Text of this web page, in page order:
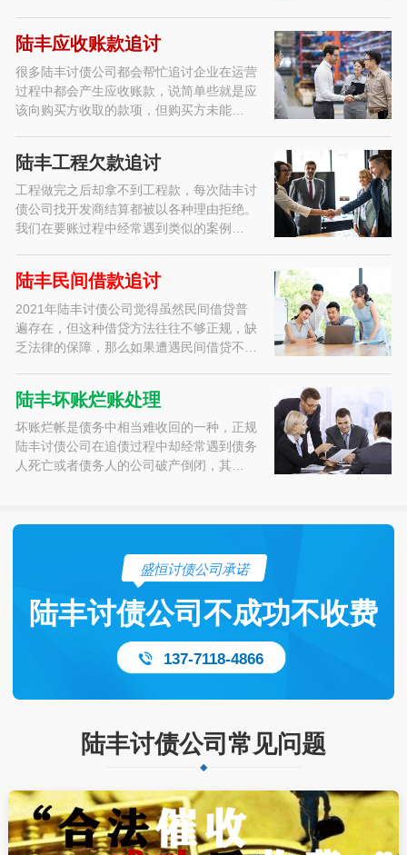
陆丰应收账款追讨
很多陆丰讨债公司都会帮忙追讨企业在运营
过程中都会产生应收账款，说简单些就是应
该向购买方收取的款项，但购买方未能…
陆丰工程欠款追讨
工程做完之后却拿不到工程款，每次陆丰讨
债公司找开发商结算都被以各种理由拒绝。
我们在要账过程中经常遇到类似的案例…
陆丰民间借款追讨
2021年陆丰讨债公司觉得虽然民间借贷普
遍存在，但这种借贷方法往往不够正规，缺
乏法律的保障，那么如果遭遇民间借贷不…
陆丰坏账烂账处理
坏账烂帐是债务中相当难收回的一种，正规
陆丰讨债公司在追债过程中却经常遇到债务
人死亡或者债务人的公司破产倒闭，其…
盛恒讨债公司承诺
陆丰讨债公司不成功不收费
137-7118-4866
陆丰讨债公司常见问题